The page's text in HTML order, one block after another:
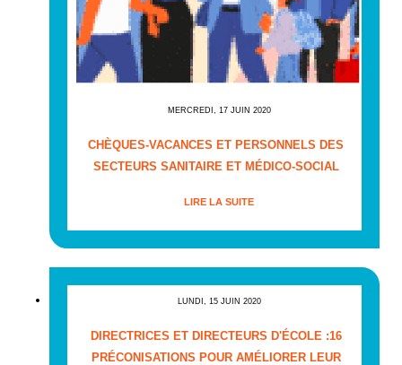
MERCREDI, 17 JUIN 2020
CHÈQUES-VACANCES ET PERSONNELS DES
SECTEURS SANITAIRE ET MÉDICO-SOCIAL
LIRE LA SUITE
LUNDI, 15 JUIN 2020
DIRECTRICES ET DIRECTEURS D'ÉCOLE :16
PRÉCONISATIONS POUR AMÉLIORER LEUR